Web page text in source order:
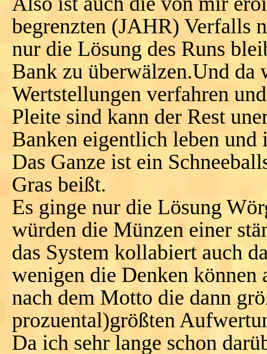
begrenzten (JAHR) Verfalls
nur die Lösung des Runs
Bank zu überwälzen.Und
Wertstellungen verfahren
Pleite sind kann der Rest
Banken eigentlich leben und
Das Ganze ist ein
Gras beißt.
Es ginge nur die Lösung
würden die Münzen einer
das System kollabiert auch
wenigen die Denken können
nach dem Motto die dann
prozuental)größten
Da ich sehr lange schon